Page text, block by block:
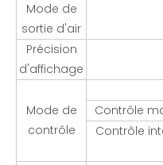
Mode de
sortie d'air
Précision
d'affichage
Mode de
contrôle
Contrôle
Contrôle